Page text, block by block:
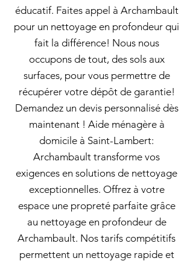
éducatif. Faites appel à Archambault
pour un nettoyage en profondeur qui
fait la différence! Nous nous
occupons de tout, des sols aux
surfaces, pour vous permettre de
récupérer votre dépôt de garantie!
Demandez un devis personnalisé dès
maintenant ! Aide ménagère à
domicile à Saint-Lambert:
Archambault transforme vos
exigences en solutions de nettoyage
exceptionnelles. Offrez à votre
espace une propreté parfaite grâce
au nettoyage en profondeur de
Archambault. Nos tarifs compétitifs
permettent un nettoyage rapide et